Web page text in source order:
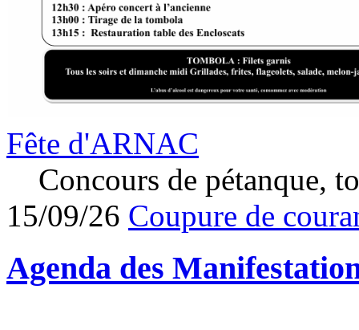
Fête d'ARNAC
Concours de pétanque,
15/09/26 Coupure de
Agenda des